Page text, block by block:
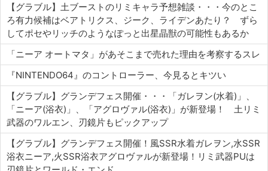
【グラブル】土ブーストのリミキャラ予想雑談・・・今のとこ
ろ有力候補はベアトリクス、ジーク、ライデンあたり？ ずら
してポセやリッチのようなぽっと出星晶獣の可能性もあるか
「ニーア オートマタ」があそこまで売れた理由を考察するスレ
『NINTENDO64』のコントローラー、今見るとキツい
【グラブル】グランデフェス開催・・・「ガレヲン(水着)」、
「ニーア(浴衣)」、「アグロヴァル(浴衣)」が新登場！ 土リミ
武器のワルエン、刃鏡片もピックアップ
【グラブル】グランデフェス開催！風SSR水着ガレヲン,水SSR
浴衣ニーア,火SSR浴衣アグロヴァルが新登場！リミ武器PUは